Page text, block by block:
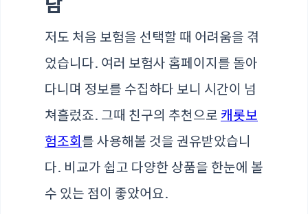
저도 처음 보험을 선택할 때 어려움을 겪
었습니다. 여러 보험사 홈페이지를 돌아
다니며 정보를 수집하다 보니 시간이 넘
쳐흘렀죠. 그때 친구의 추천으로 캐롯보
험조회 를 사용해볼 것을 권유받았습니
다. 비교가 쉽고 다양한 상품을 한눈에 볼
수 있는 점이 좋았어요.